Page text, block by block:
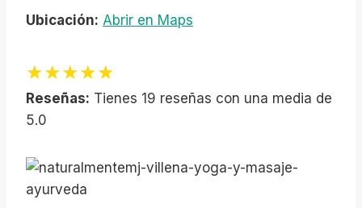
Ubicación: Abrir en Maps
★★★★★
Reseñas: Tienes 19 reseñas con una media de
5.0